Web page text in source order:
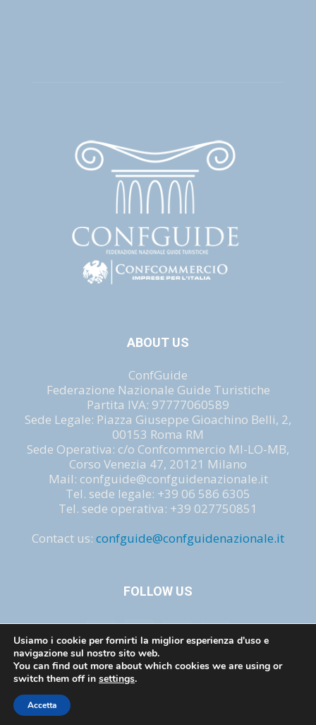
ABOUT US
ConfGuide
Federazione Nazionale Guide Turistiche
Partita IVA: 97777060589
Sede Legale: Piazza Giuseppe Gioachino Belli, 2,
00153 Roma RM
Sede Operativa: c/o Confcommercio MI-LO-MB,
Corso Venezia 47, 20121 Milano
Mail: confguide@confguidenazionale.it
Tel. sede legale: +39 06 586 6305
Tel. sede operativa: +39 027750851
Contact us: confguide@confguidenazionale.it
FOLLOW US
Privacy e cookie
Usiamo i cookie per fornirti la miglior esperienza d'uso e
navigazione sul nostro sito web.
You can find out more about which cookies we are using or
switch them off in settings.
Accetta